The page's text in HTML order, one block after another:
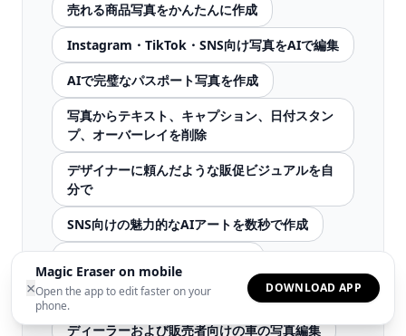
×
Magic Eraser on mobile
Open the app to edit faster on your
phone.
DOWNLOAD APP
売れる商品写真をかんたんに作成
Instagram・TikTok・SNS向け写真をAIで編集
AIで完璧なパスポート写真を作成
写真からテキスト、キャプション、日付スタン
プ、オーバーレイを削除
デザイナーに頼んだような販促ビジュアルを自
分で
SNS向けの魅力的なAIアートを数秒で作成
AI ツールを使用した卒業アルバムの写真編集
ディーラーおよび販売者向けの車の写真編集